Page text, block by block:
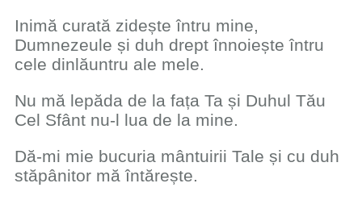
Inimă curată zidește întru mine,
Dumnezeule și duh drept înnoiește întru
cele dinlăuntru ale mele.
Nu mă lepăda de la fața Ta și Duhul Tău
Cel Sfânt nu-l lua de la mine.
Dă-mi mie bucuria mântuirii Tale și cu duh
stăpânitor mă întărește.